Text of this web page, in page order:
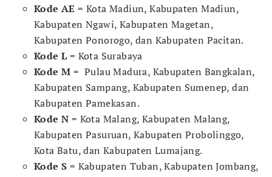
Kode AE = Kota Madiun, Kabupaten Madiun,
Kabupaten Ngawi, Kabupaten Magetan,
Kabupaten Ponorogo, dan Kabupaten Pacitan.
Kode L = Kota Surabaya
Kode M = Pulau Madura, Kabupaten Bangkalan,
Kabupaten Sampang, Kabupaten Sumenep, dan
Kabupaten Pamekasan.
Kode N = Kota Malang, Kabupaten Malang,
Kabupaten Pasuruan, Kabupaten Probolinggo,
Kota Batu, dan Kabupaten Lumajang.
Kode S = Kabupaten Tuban, Kabupaten Jombang,